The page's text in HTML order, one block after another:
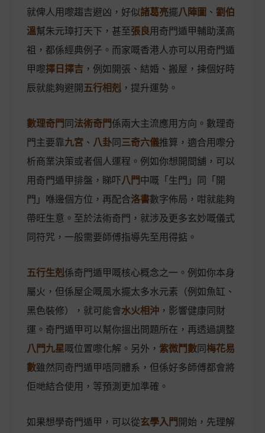
就俾人用嚟趨吉避凶，好似諸葛亮擺八陣圖 、 劉伯
溫幫朱元璋打天下，甚至張良用奇門遁甲輔助漢高
祖，都係經典例子。而家嘅香港人亦可以用奇門遁
甲嚟擇日擇吉 ，例如開張、結婚、搬屋，揀個好時
辰就能夠避開五行相剋 ，提升運勢。
數理奇門同法術奇門係兩大主流應用方向。數理奇
門主要靠九宮 、 八卦同三奇六儀推算，適合用嚟分
析商業決策或者個人運程。例如你想開間舖，可以
用奇門遁甲排盤，睇吓八門中嘅「生門」同「開
門」喺邊個方位，再配合洛書數字佈局，咁就能夠
帶旺生意。至於法術奇門，就涉及更多玄妙嘅儀式
同符咒，一般需要師傅指導先至用得掂。
五行生剋係奇門遁甲嘅核心概念之一。例如你本身
屬火，但係屋企嘅風水擺太多水元素（例如魚缸、
黑色裝修），就可能會水火相沖 ，影響健康同財
運。奇門遁甲可以幫你搵出問題所在，再透過調整
八門九星嘅位置嚟化解。另外， 紫微鬥數同梅花易
數雖然同奇門遁甲唔同體系，但係好多師傅都會將
佢哋結合使用，等預測更加準確。
如果想學奇門遁甲，可以從玄學入門開始，先理解